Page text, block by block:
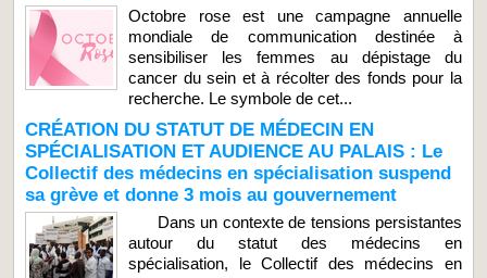
Octobre rose est une campagne annuelle
mondiale de communication destinée à
sensibiliser les femmes au dépistage du
cancer du sein et à récolter des fonds pour la
recherche. Le symbole de cet...
CRÉATION DU STATUT DE MÉDECIN EN
SPÉCIALISATION ET AUDIENCE AU PALAIS : Le
Collectif des médecins en spécialisation suspend
sa grève et donne 3 mois au gouvernement
Dans un contexte de tensions persistantes
autour du statut des médecins en
spécialisation, le Collectif des médecins en